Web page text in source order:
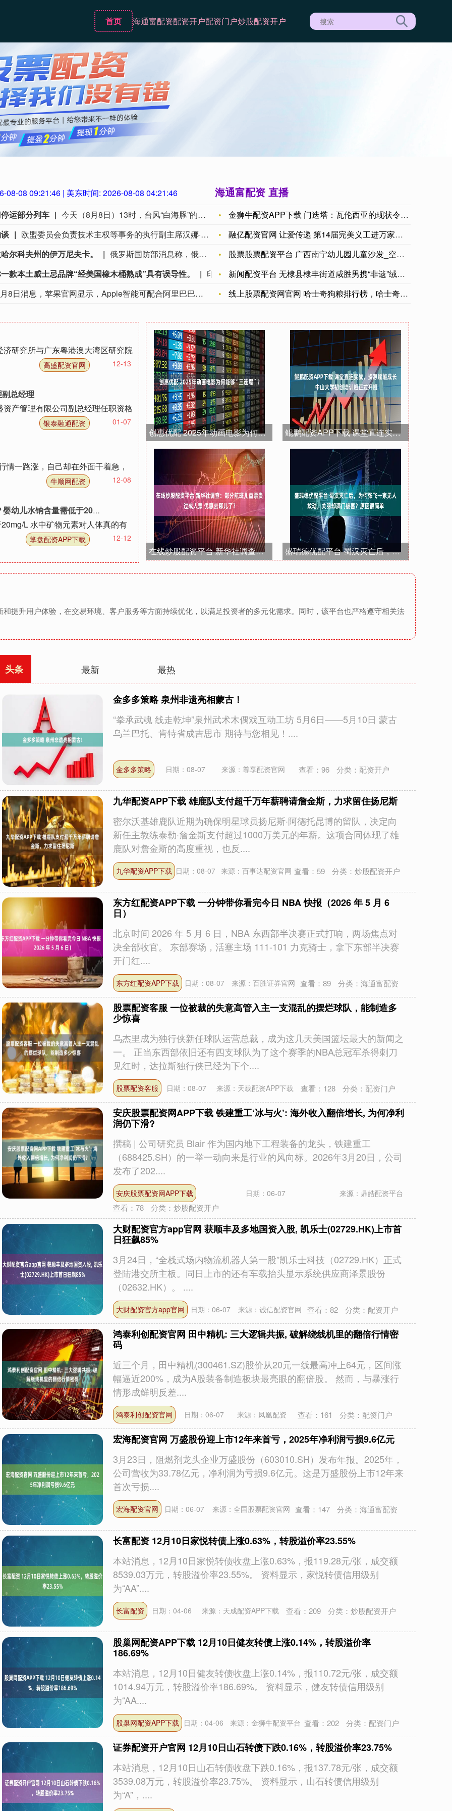
首页 海通富配资配资开户配资门户炒股配资开户
08-08 09:21:48 | 美东时间: 2026-08-08 04:21:48
运部分列车
今天（8月8日）13时，台风“白海豚”的中心 位于距离浙江省温州市东偏南方向约465公里的海面上，中心附近最大风力有14级，为强台风级。国铁南昌局10时起，在管内衢宁铁路、杭深铁路，福鼎至福州南区段及相关支线、联络线启动防洪防台风四级应急响应，运用卫星云图、雷达图等技术手段，实时掌握降雨趋势和台风路径，及时对强降雨和可能发生灾害的区段进行预警。计划停运福州至松溪K8748次、洛阳至福州K32次等旅客列车。国铁上海局密切关注台风“白海豚”路径变化和后续影响，启动防台风防汛应急响应，调整长三角铁路部分线路列车开行方案，计划对8月9日至10日衢九铁路、沪昆铁路、萧甬铁路，8月9日至11日衢宁铁路、甬金铁路，8月9日至12日金千铁路，8月9日至13日皖赣铁路等部分区段部分时段途经列车，采取临停措施。
欧盟委员会负责技术主权等事务的执行副主席汉娜·维尔库宁7日在社交媒体上表示，欧盟委员会当天就西班牙飞地休达局势约谈短视频平台TikTok和美国元公司（Meta），要求平台在危机期间加强内容监测并采取果断措施。 维尔库宁在社交媒体平台X上说，在危机情况下，社交媒体平台必须果断采取行动，维护数字空间完整性。她表示，平台应加强对相关内容的监测，并强化与事实核查机构的合作。 休达位于非洲西北部、直布罗陀海峡附近的地中海沿岸，与摩洛哥接壤。日前，大批非法移民从摩洛哥方向进入休达，引发近年来西班牙最严重的边境移民危机。 据德新社等媒体报道，一些进入休达的非法移民表示，他们此前从社交媒体获悉所谓“边境开放”“休达将提供住宿”以及“进入休达后可继续前往西班牙本土”等信息。 休达危机也引发了欧盟内部围绕外部边境管控和移民政策的新一轮争议。维尔库宁表示，欧盟委员会将于10日继续跟进相关情况。(新华社)
尔科夫州的伊万尼夫卡。
俄罗斯国防部消息称，俄军已攻占乌克兰哈尔科夫州的伊万尼夫卡。
款本土威士忌品牌“经美国橡木桶熟成”具有误导性。
印度食品监管机构警告帝亚吉欧，其宣称一款本土威士忌品牌“经美国橡木桶熟成”具有误导性。
8月8日消息，苹果官网显示，Apple智能可配合阿里巴巴千问模型工作。
海通富配资 直播
金狮牛配资APP下载 门迭塔：瓦伦西亚的现状令人心痛，但我认
融亿配资官网 让爱传递 第14届完美义工进万家活动江西站_陈
股票股票配资平台 广西南宁幼儿园儿童沙发_空间_环境_设计
新闻配资平台 无棣县棣丰街道咸胜男携“非遗”绒绣赴京参展
线上股票配资网官网 哈士奇狗粮排行榜，哈士奇性价比狗粮品牌排
研究所与广东粤港澳大湾区研究院
12-13
高盛配资官网
总经理
产管理有限公司副总经理任职资格
01-07
银泰融通配资
一路涨，自己却在外面干着急，
12-08
牛顺网配资
儿水钠含量需低于20mg
L 水中矿物元素对人体真的有
12-12
掌盘配资APP下载
创惠优配 2025年动画电影为何能够“三连爆”？ 鲲鹏配资APP下载 课堂直连实战，资源赋能成长 中山大学初创培训班正式开班
在线炒股配资平台 新华社调查：部分航班儿童票贵过成人票 优惠去哪儿了？ 盛瑞德优配平台 蜀汉灭亡后，为何张飞一家无人敢动，关羽却满门被害？原因很简单
提升用户体验，在交易环境、客户服务等方面持续优化，以满足投资者的多元化需求。同时，该平台也严格遵守相关法
头条 最新 最热
金多多策略 泉州非遗亮相蒙古！
“拳承武魂 线走乾坤”泉州武术木偶戏互动工坊 5月6日——5月10日 蒙古
乌兰巴托、肯特省成吉思市 期待与您相见！....
金多多策略 日期：08-07 来源：尊享配资官网 查看： 96 分类： 配资开户
九华配资APP下载 雄鹿队支付超千万年薪聘请詹金斯，力求留住扬尼斯
密尔沃基雄鹿队近期为确保明星球员扬尼斯·阿德托昆博的留队，决定向
新任主教练泰勒·詹金斯支付超过1000万美元的年薪。这项合同体现了雄
鹿队对詹金斯的高度重视，也反....
九华配资APP下载 日期：08-07 来源：百事达配资官网 查看：59 分类：炒股配资开户
东方红配资APP下载 一分钟带你看完今日 NBA 快报（2026 年 5 月 6
日）
北京时间 2026 年 5 月 6 日，NBA 东西部半决赛正式打响，两场焦点对
决全部收官。 东部赛场，活塞主场 111-101 力克骑士，拿下东部半决赛
开门红....
东方红配资APP下载 日期：08-07 来源：百胜证券官网 查看： 89 分类： 海通富配资
股票配资客服 一位被裁的失意高管入主一支混乱的摆烂球队，能制造多
少惊喜
乌杰里成为独行侠新任球队运营总裁，成为这几天美国篮坛最大的新闻之
一。 正当东西部依旧还有四支球队为了这个赛季的NBA总冠军杀得刺刀
见红时，达拉斯独行侠已经为下个....
股票配资客服 日期：08-07 来源：天载配资APP下载 查看： 128 分类： 配资门户
安庆股票配资网APP下载 铁建重工‘冰与火’: 海外收入翻倍增长, 为何净利
润仍下滑?
撰稿 | 公司研究员 Blair 作为国内地下工程装备的龙头，铁建重工
（688425.SH）的一举一动向来是行业的风向标。2026年3月20日，公司
发布了202....
安庆股票配资网APP下载 日期：06-07 来源：鼎皓配资平台
查看： 78 分类： 炒股配资开户
大财配资官方app官网 获顺丰及多地国资入股, 凯乐士(02729.HK)上市首
日狂飙85%
3月24日，“全栈式场内物流机器人第一股”凯乐士科技（02729.HK）正式
登陆港交所主板。同日上市的还有车载抬头显示系统供应商泽景股份
（02632.HK）。 ....
大财配资官方app官网 日期：06-07 来源：诚信配资官网 查看： 82 分类： 配资开户
鸿泰利创配资官网 田中精机: 三大逻辑共振, 破解绕线机里的翻倍行情密
码
近三个月，田中精机(300461.SZ)股价从20元一线最高冲上64元，区间涨
幅逼近200%，成为A股装备制造板块最亮眼的翻倍股。 然而，与暴涨行
情形成鲜明反差....
鸿泰利创配资官网 日期：06-07 来源：凤凰配资 查看： 161 分类： 配资门户
宏海配资官网 万盛股份迎上市12年来首亏，2025年净利润亏损9.6亿元
3月23日，阻燃剂龙头企业万盛股份（603010.SH）发布年报。2025年，
公司营收为33.78亿元，净利润为亏损9.6亿元。这是万盛股份上市12年来
首次亏损....
宏海配资官网 日期：06-07 来源：全国股票配资官网 查看： 147 分类：海通富配资
长富配资 12月10日家悦转债上涨0.63%，转股溢价率23.55%
本站消息，12月10日家悦转债收盘上涨0.63%，报119.28元/张，成交额
8539.03万元，转股溢价率23.55%。 资料显示，家悦转债信用级别
为“AA”....
长富配资 日期：04-06 来源：天成配资APP下载 查看： 209 分类： 炒股配资开户
股巢网配资APP下载 12月10日健友转债上涨0.14%，转股溢价率
186.69%
本站消息，12月10日健友转债收盘上涨0.14%，报110.72元/张，成交额
1014.94万元，转股溢价率186.69%。 资料显示，健友转债信用级别
为“AA....
股巢网配资APP下载 日期：04-06 来源：金狮牛配资平台 查看：202 分类： 配资门户
证券配资开户官网 12月10日山石转债下跌0.16%，转股溢价率23.75%
本站消息，12月10日山石转债收盘下跌0.16%，报137.78元/张，成交额
3539.08万元，转股溢价率23.75%。 资料显示，山石转债信用级别
为“A”，....